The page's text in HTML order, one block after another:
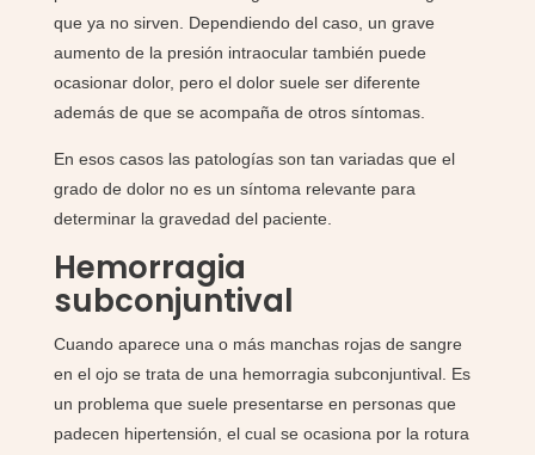
que ya no sirven. Dependiendo del caso, un grave
aumento de la presión intraocular también puede
ocasionar dolor, pero el dolor suele ser diferente
además de que se acompaña de otros síntomas.
En esos casos las patologías son tan variadas que el
grado de dolor no es un síntoma relevante para
determinar la gravedad del paciente.
Hemorragia
subconjuntival
Cuando aparece una o más manchas rojas de sangre
en el ojo se trata de una hemorragia subconjuntival. Es
un problema que suele presentarse en personas que
padecen hipertensión, el cual se ocasiona por la rotura